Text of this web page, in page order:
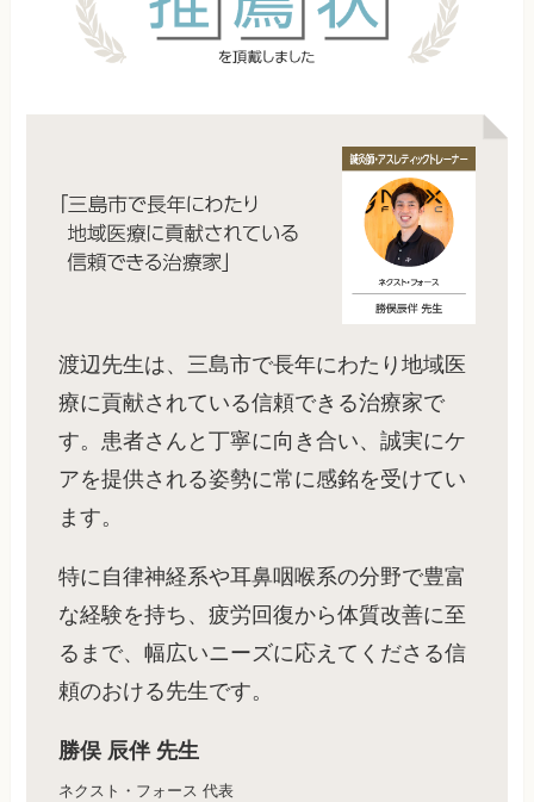
渡辺先生は、三島市で長年にわたり地域医
療に貢献されている信頼できる治療家で
す。患者さんと丁寧に向き合い、誠実にケ
アを提供される姿勢に常に感銘を受けてい
ます。
特に自律神経系や耳鼻咽喉系の分野で豊富
な経験を持ち、疲労回復から体質改善に至
るまで、幅広いニーズに応えてくださる信
頼のおける先生です。
勝俣 辰伴 先生
ネクスト・フォース 代表